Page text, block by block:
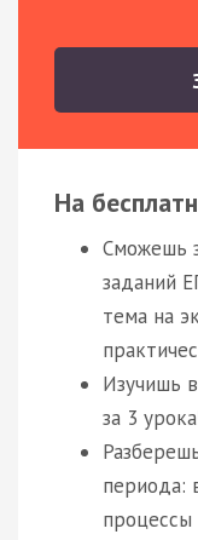
На
Сможешь
заданий
тема на
Изучишь
за 3
периода:
процессы